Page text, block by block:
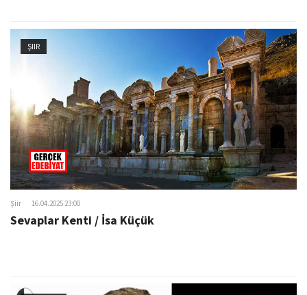
ŞIIR
Şiir 16.04.2025 23:00
Sevaplar Kenti / İsa Küçük